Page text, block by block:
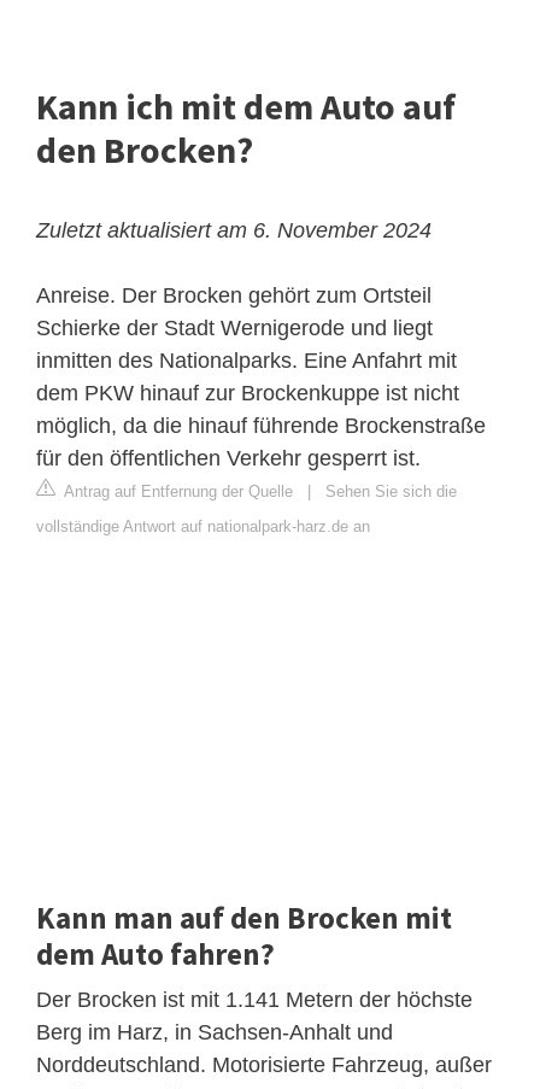
Kann ich mit dem Auto auf
den Brocken?
Zuletzt aktualisiert am 6. November 2024
Anreise. Der Brocken gehört zum Ortsteil
Schierke der Stadt Wernigerode und liegt
inmitten des Nationalparks. Eine Anfahrt mit
dem PKW hinauf zur Brockenkuppe ist nicht
möglich, da die hinauf führende Brockenstraße
für den öffentlichen Verkehr gesperrt ist.
Antrag auf Entfernung der Quelle
Sehen Sie sich die
vollständige Antwort auf nationalpark-harz.de an
Kann man auf den Brocken mit
dem Auto fahren?
Der Brocken ist mit 1.141 Metern der höchste
Berg im Harz, in Sachsen-Anhalt und
Norddeutschland. Motorisierte Fahrzeug, außer